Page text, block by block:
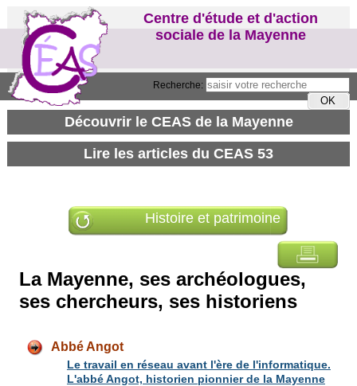
Recherche:
Centre d'étude et d'action
sociale de la Mayenne
Histoire et patrimoine
La Mayenne, ses archéologues,
ses chercheurs, ses historiens
Abbé Angot
Le travail en réseau avant l'ère de l'informatique.
L'abbé Angot, historien pionnier de la Mayenne